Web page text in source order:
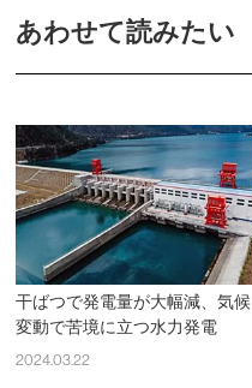
あわせて読みたい
干ばつで発電量が大幅減、気候
変動で苦境に立つ水力発電
2024.03.22